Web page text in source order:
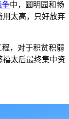
争中，圆明园和畅
用太高，只好放弃
，对于积贫积弱
禧太后最终集中资